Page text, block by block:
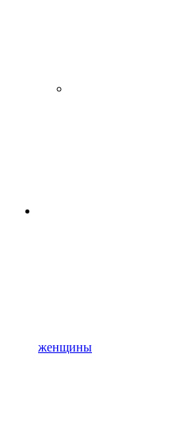
женщины